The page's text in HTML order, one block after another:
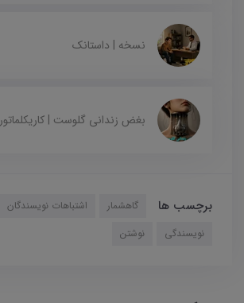
نسخه | داستانک
بغض زندانی گلوست | کاریکلماتور
برچسب ها گاهشمار اشتباهات نویسندگان
نویسندگی
نوشتن